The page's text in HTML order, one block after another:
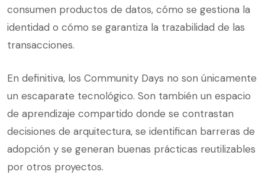
consumen productos de datos, cómo se gestiona la
identidad o cómo se garantiza la trazabilidad de las
transacciones.
En definitiva, los Community Days no son únicamente
un escaparate tecnológico. Son también un espacio
de aprendizaje compartido donde se contrastan
decisiones de arquitectura, se identifican barreras de
adopción y se generan buenas prácticas reutilizables
por otros proyectos.